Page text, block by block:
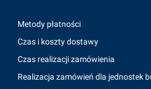
Metody płatności
Czas i koszty dostawy
Czas realizacji zamówienia
Realizacja zamówień dla jednostek